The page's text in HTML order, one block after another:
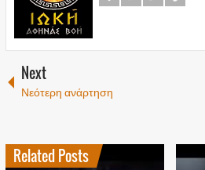
Next
Νεότερη ανάρτηση
Related Posts